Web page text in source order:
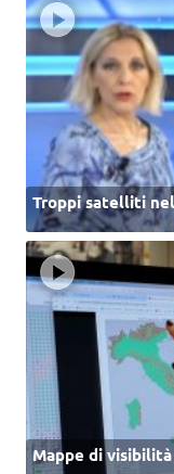
Troppi satelliti
Mappe di